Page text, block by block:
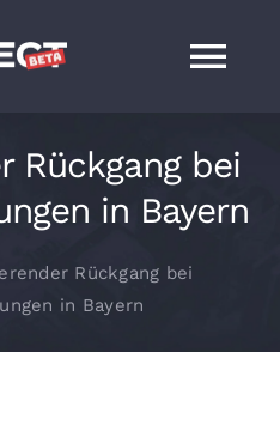
Rückgang bei
in Bayern
Rückgang bei
in Bayern